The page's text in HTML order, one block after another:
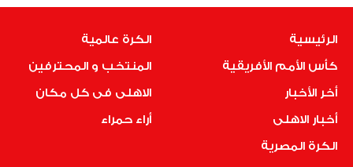
الرئيسية
كأس الأمم الأفريقية
أخر الأخبار
أخبار الاهلى
الكرة المصرية
الكرة عالمية
المنتخب و المحترفين
الاهلى فى كل مكان
أراء حمراء